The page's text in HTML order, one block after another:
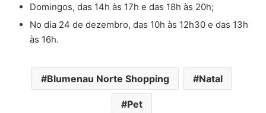
Domingos, das 14h às 17h e das 18h às 20h;
No dia 24 de dezembro, das 10h às 12h30 e das 13h
às 16h.
Blumenau Norte Shopping Natal
Pet